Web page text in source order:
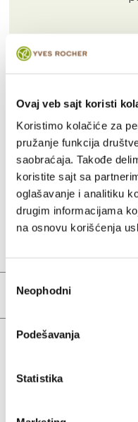
Ovaj veb sajt koristi
Koristimo kolačiće za
pružanje funkcija
saobraćaja. Takođe
koristite sajt sa
oglašavanje i analitiku
drugim informacijama
na osnovu korišćenja
Избор
сагласности
Neophodni
Podešavanja
Statistika
Prirodni
pokloni za
svaku priliku
O nama
Pomoć
Prijavi se i
proizvodima